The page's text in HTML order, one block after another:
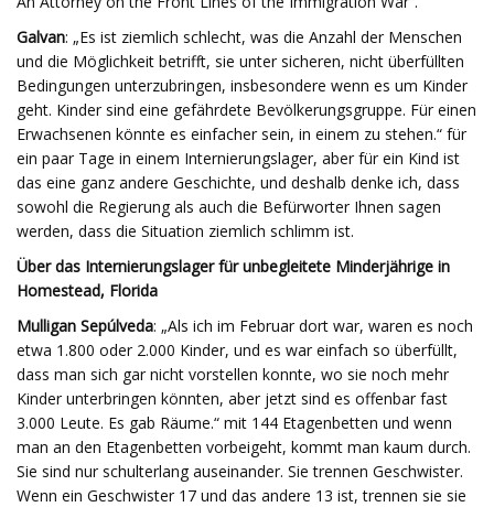
Galvan: „Es ist ziemlich schlecht, was die Anzahl der Menschen
und die Möglichkeit betrifft, sie unter sicheren, nicht überfüllten
Bedingungen unterzubringen, insbesondere wenn es um Kinder
geht. Kinder sind eine gefährdete Bevölkerungsgruppe. Für einen
Erwachsenen könnte es einfacher sein, in einem zu stehen.“ für
ein paar Tage in einem Internierungslager, aber für ein Kind ist
das eine ganz andere Geschichte, und deshalb denke ich, dass
sowohl die Regierung als auch die Befürworter Ihnen sagen
werden, dass die Situation ziemlich schlimm ist.
Über das Internierungslager für unbegleitete Minderjährige in
Homestead, Florida
Mulligan Sepúlveda: „Als ich im Februar dort war, waren es noch
etwa 1.800 oder 2.000 Kinder, und es war einfach so überfüllt,
dass man sich gar nicht vorstellen konnte, wo sie noch mehr
Kinder unterbringen könnten, aber jetzt sind es offenbar fast
3.000 Leute. Es gab Räume.“ mit 144 Etagenbetten und wenn
man an den Etagenbetten vorbeigeht, kommt man kaum durch.
Sie sind nur schulterlang auseinander. Sie trennen Geschwister.
Wenn ein Geschwister 17 und das andere 13 ist, trennen sie sie